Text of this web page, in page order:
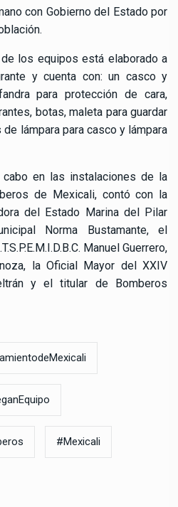
con Gobierno del Estado por
los equipos está elaborado a
y cuenta con: un casco y
para protección de cara,
botas, maleta para guardar
lámpara para casco y lámpara
en las instalaciones de la
de Mexicali, contó con la
del Estado Marina del Pilar
Norma Bustamante, el
Manuel Guerrero,
la Oficial Mayor del XXIV
y el titular de Bomberos
#Mexicali